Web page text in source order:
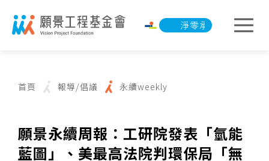
淨零承諾行動 淨零
首頁 報導/倡議 永續weekly
願景永續周報：工研院發表「氫能
藍圖」、美最高法院判環保局「無